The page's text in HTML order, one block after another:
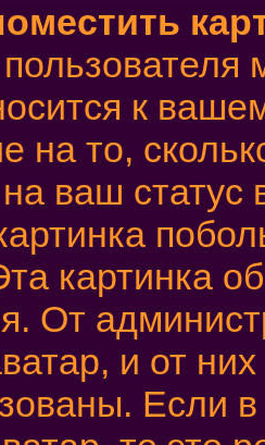
к
на то,
ваш
картинка
От
и от
Если